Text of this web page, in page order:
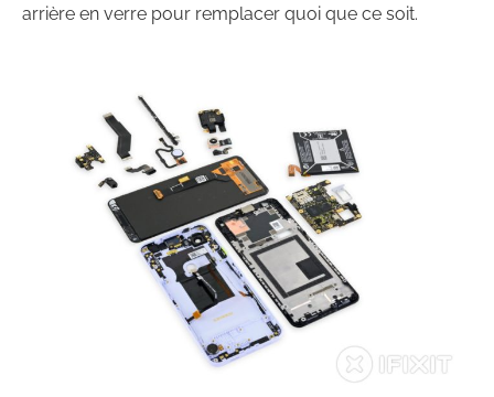
arrière en verre pour remplacer quoi que ce soit.